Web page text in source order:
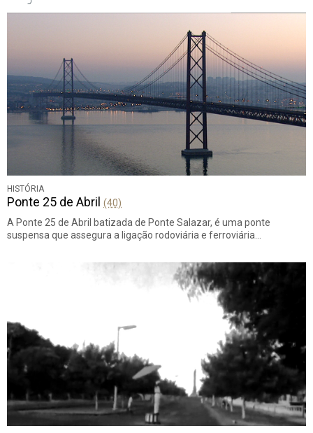
HISTÓRIA
Ponte 25 de Abril (40)
A Ponte 25 de Abril batizada de Ponte Salazar, é uma ponte
suspensa que assegura a ligação rodoviária e ferroviária…